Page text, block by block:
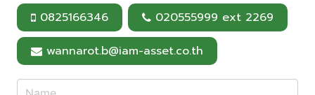
0825166346
020555999 ext 2269
wannarot.b@iam-asset.co.th